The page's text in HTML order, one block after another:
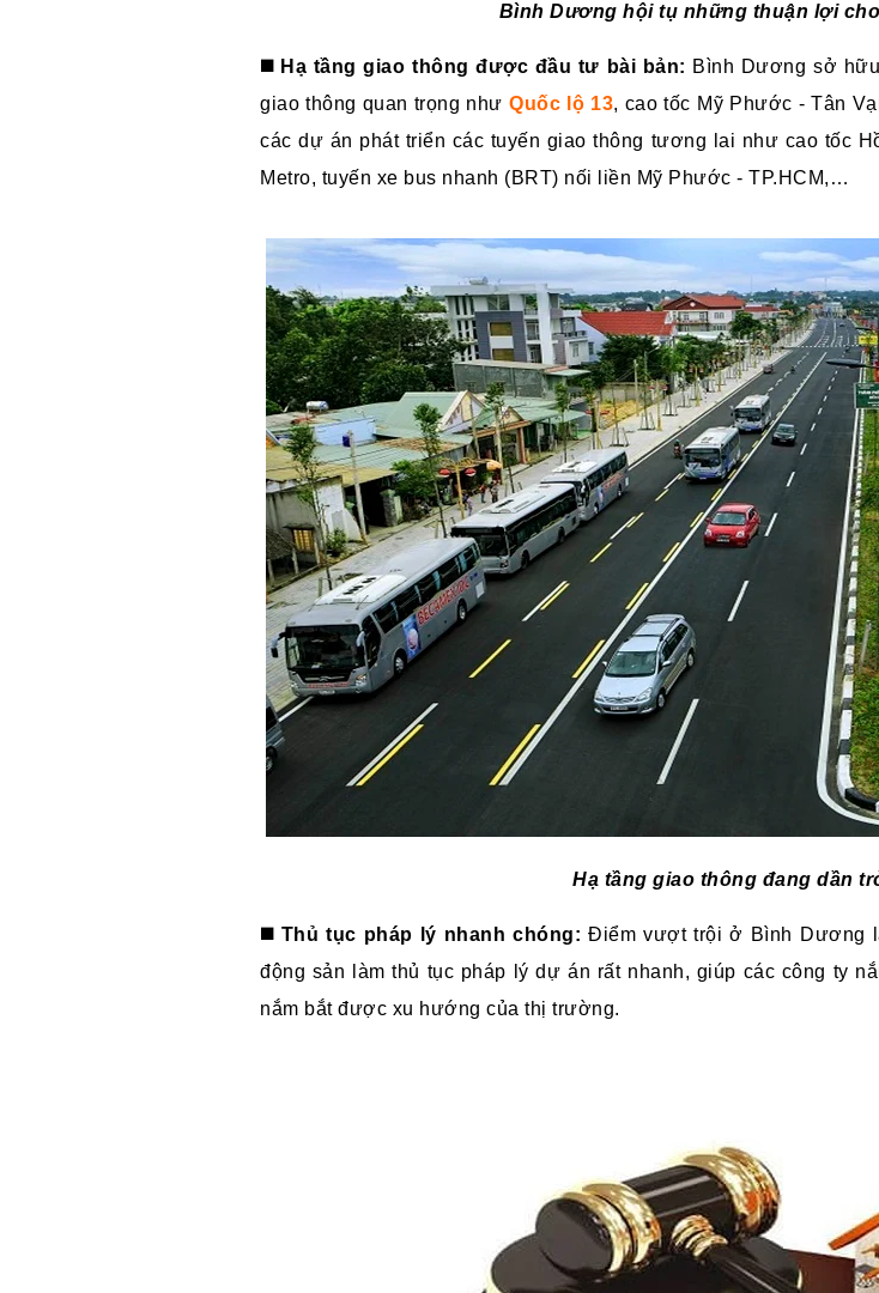
Bình Dương hội tụ những thuận lợi
◼️ Hạ tầng giao thông được đầu tư bài bản: Bình Dương sở
giao thông quan trọng như Quốc lộ 13, cao tốc Mỹ Phước - Tân
các dự án phát triển các tuyến giao thông tương lai như cao tốc
Metro, tuyến xe bus nhanh (BRT) nối liền Mỹ Phước - TP.HCM,…
Hạ tầng giao thông đang dần
◼️ Thủ tục pháp lý nhanh chóng:Điểm vượt trội ở Bình Dương
động sản làm thủ tục pháp lý dự án rất nhanh, giúp các công ty
nắm bắt được xu hướng của thị trường.